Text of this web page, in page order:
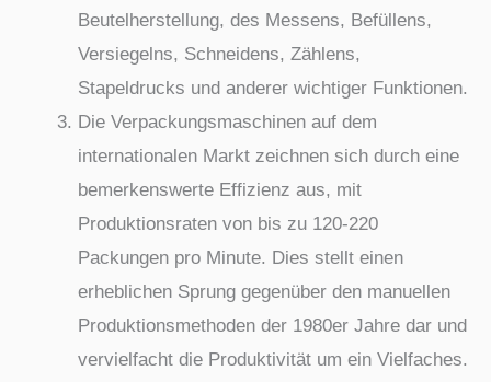
Beutelherstellung, des Messens, Befüllens,
Versiegelns, Schneidens, Zählens,
Stapeldrucks und anderer wichtiger Funktionen.
Die Verpackungsmaschinen auf dem
internationalen Markt zeichnen sich durch eine
bemerkenswerte Effizienz aus, mit
Produktionsraten von bis zu 120-220
Packungen pro Minute. Dies stellt einen
erheblichen Sprung gegenüber den manuellen
Produktionsmethoden der 1980er Jahre dar und
vervielfacht die Produktivität um ein Vielfaches.